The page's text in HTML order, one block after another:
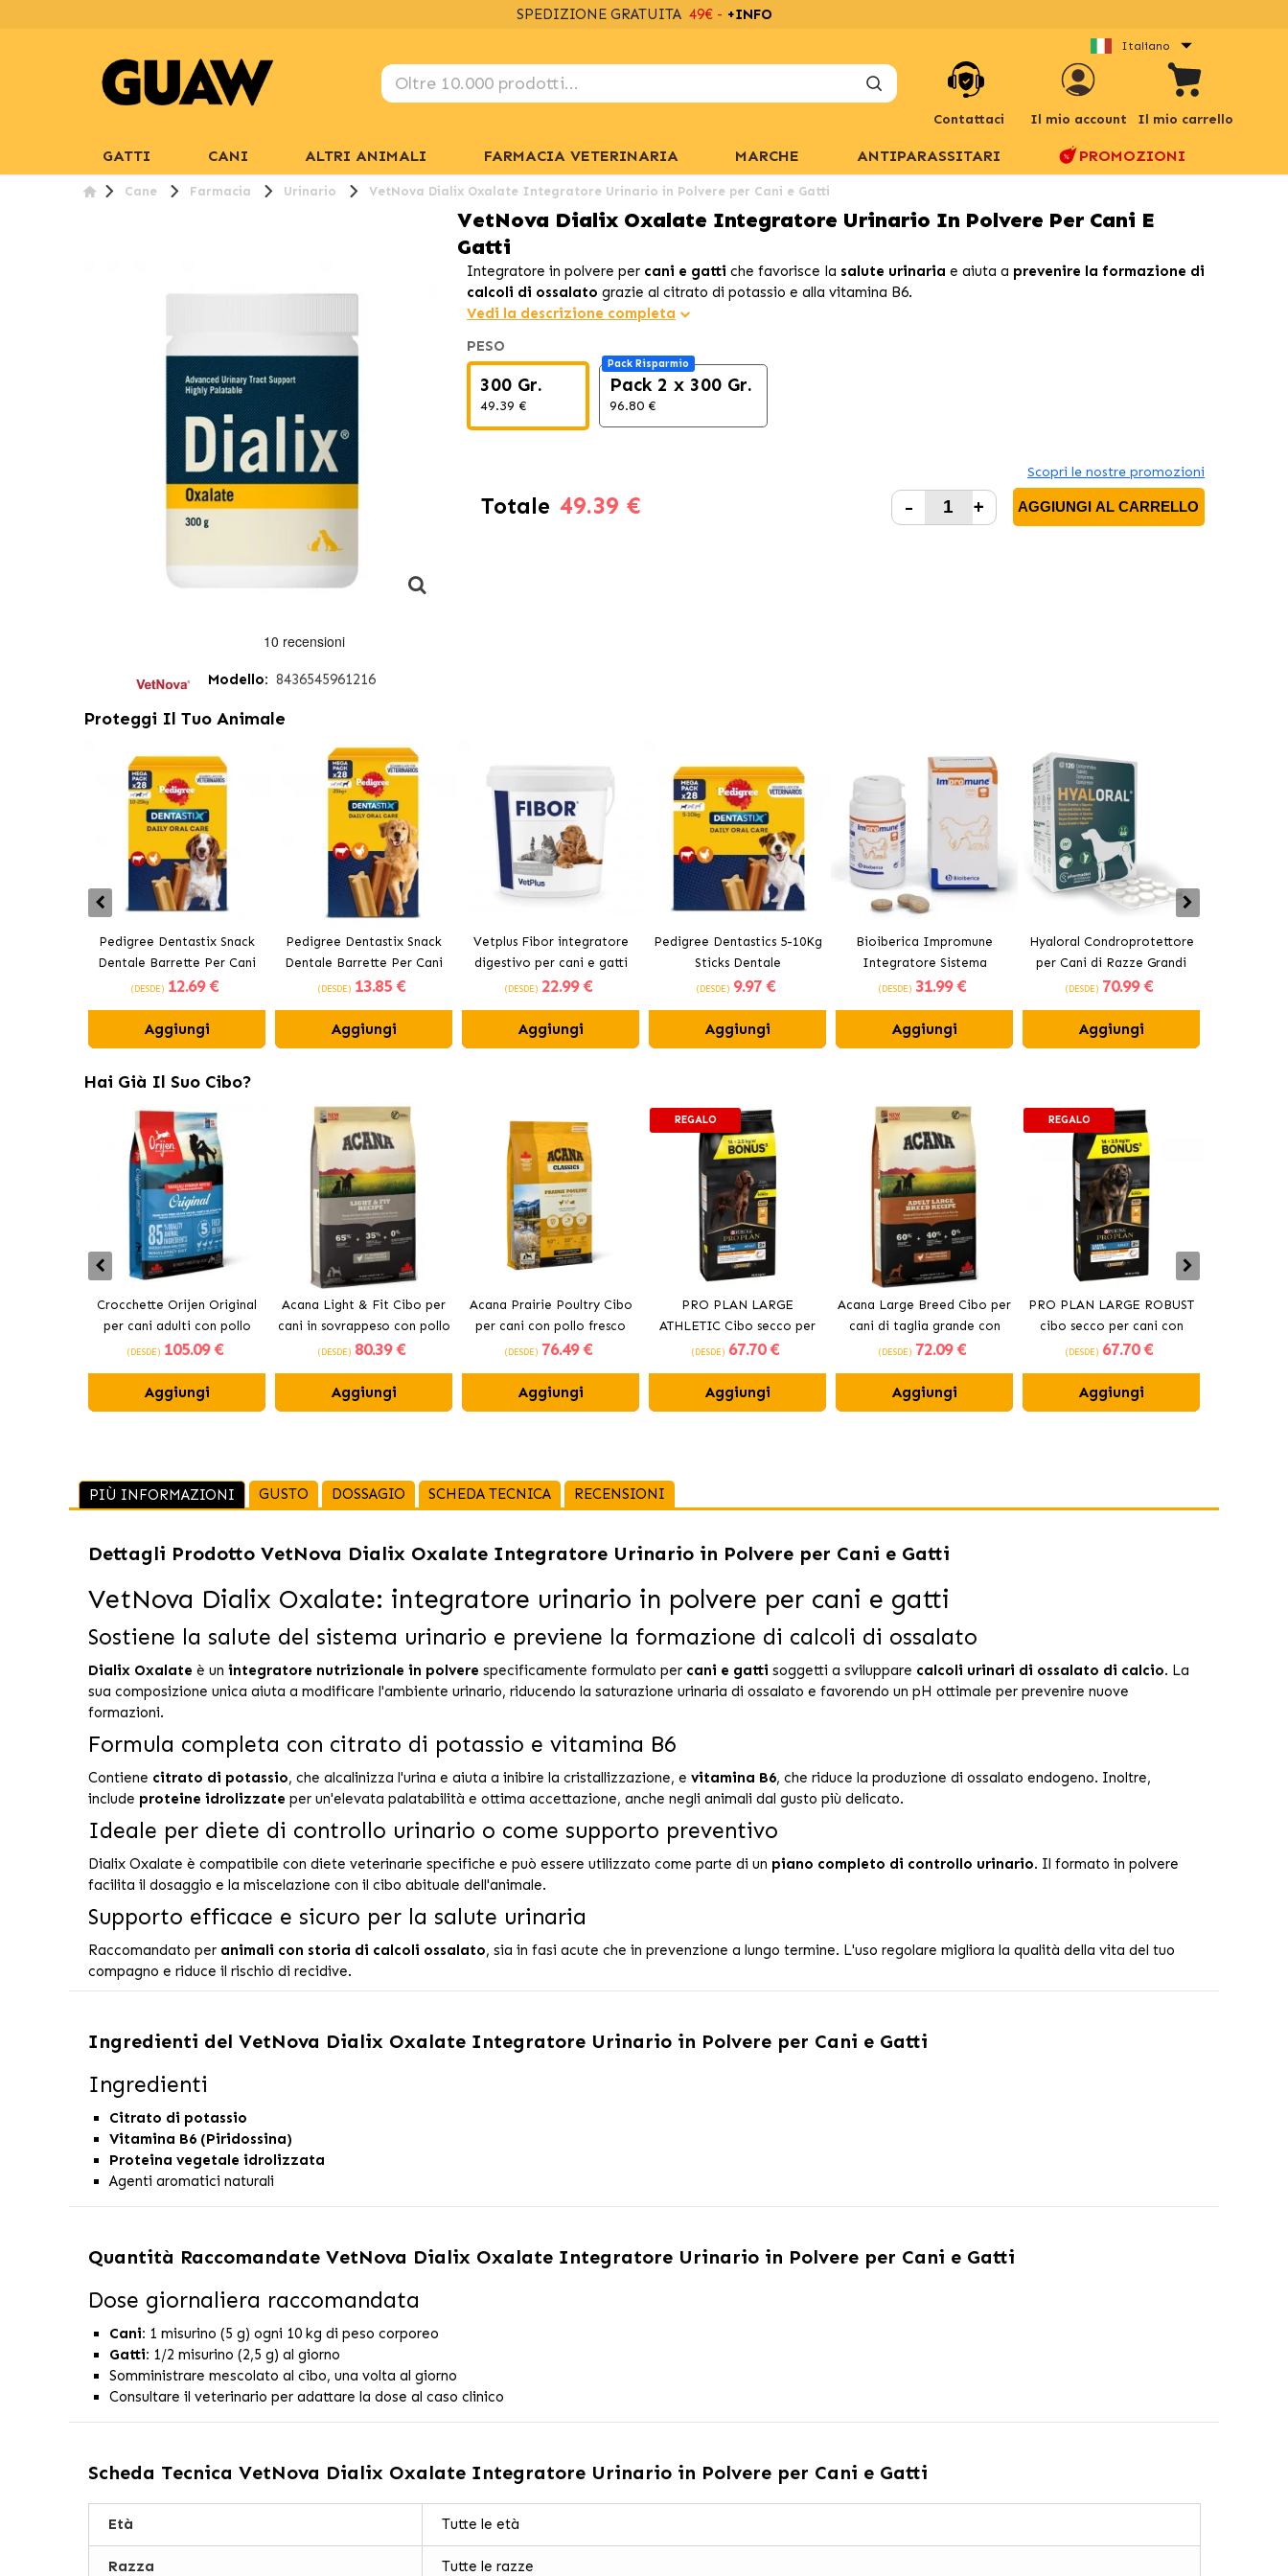
SPEDIZIONE GRATUITA 49€ - +INFO
Italiano
Contattaci Il mio account Il mio carrello
GATTI CANI ALTRI ANIMALI FARMACIA VETERINARIA MARCHE ANTIPARASSITARI PROMOZIONI
Cane Farmacia Urinario VetNova Dialix Oxalate Integratore Urinario in Polvere per Cani e Gatti
VetNova Dialix Oxalate Integratore Urinario In Polvere Per Cani E
Gatti
Modello: 8436545961216
Integratore in polvere per cani e gatti che favorisce la salute urinaria e aiuta a prevenire la formazione di
calcoli di ossalato grazie al citrato di potassio e alla vitamina B6.
Vedi la descrizione completa
PESO
300 Gr.
49.39 €
Pack Risparmio
Pack 2 x 300 Gr.
96.80 €
Scopri le nostre promozioni
Totale 49.39 € - + AGGIUNGI AL CARRELLO
Proteggi Il Tuo Animale
Pedigree Dentastix Snack
Dentale Barrette Per Cani
Medi 10-25 kg
(DESDE) 12.69 €
Aggiungi
Pedigree Dentastix Snack
Dentale Barrette Per Cani
Grandi +25 kg
(DESDE) 13.85 €
Aggiungi
Vetplus Fibor integratore
digestivo per cani e gatti
(DESDE) 22.99 €
Aggiungi
Pedigree Dentastics 5-10Kg
Sticks Dentale
(DESDE) 9.97 €
Aggiungi
Bioiberica Impromune
Integratore Sistema
Immunitario per Cani e Gatti
(DESDE) 31.99 €
Aggiungi
Hyaloral Condroprotettore
per Cani di Razze Grandi
Pharmadiet
(DESDE) 70.99 €
Aggiungi
Hai Già Il Suo Cibo?
Crocchette Orijen Original
per cani adulti con pollo
(DESDE) 105.09 €
Aggiungi
Acana Light & Fit Cibo per
cani in sovrappeso con pollo
fresco
(DESDE) 80.39 €
Aggiungi
Acana Prairie Poultry Cibo
per cani con pollo fresco
(DESDE) 76.49 €
Aggiungi
REGALO
PRO PLAN LARGE
ATHLETIC Cibo secco per
cani con pollo
(DESDE) 67.70 €
Aggiungi
Acana Large Breed Cibo per
cani di taglia grande con
pollo
(DESDE) 72.09 €
Aggiungi
REGALO
PRO PLAN LARGE ROBUST
cibo secco per cani con
pollo
(DESDE) 67.70 €
Aggiungi
PIÙ INFORMAZIONI GUSTO DOSSAGIO SCHEDA TECNICA RECENSIONI
Dettagli Prodotto VetNova Dialix Oxalate Integratore Urinario in Polvere per Cani e Gatti
VetNova Dialix Oxalate: integratore urinario in polvere per cani e gatti
Sostiene la salute del sistema urinario e previene la formazione di calcoli di ossalato
Dialix Oxalate è un integratore nutrizionale in polvere specificamente formulato per cani e gatti soggetti a sviluppare calcoli urinari di ossalato di calcio. La
sua composizione unica aiuta a modificare l'ambiente urinario, riducendo la saturazione urinaria di ossalato e favorendo un pH ottimale per prevenire nuove
formazioni.
Formula completa con citrato di potassio e vitamina B6
Contiene citrato di potassio, che alcalinizza l'urina e aiuta a inibire la cristallizzazione, e vitamina B6, che riduce la produzione di ossalato endogeno. Inoltre,
include proteine idrolizzate per un'elevata palatabilità e ottima accettazione, anche negli animali dal gusto più delicato.
Ideale per diete di controllo urinario o come supporto preventivo
Dialix Oxalate è compatibile con diete veterinarie specifiche e può essere utilizzato come parte di un piano completo di controllo urinario. Il formato in polvere
facilita il dosaggio e la miscelazione con il cibo abituale dell'animale.
Supporto efficace e sicuro per la salute urinaria
Raccomandato per animali con storia di calcoli ossalato, sia in fasi acute che in prevenzione a lungo termine. L'uso regolare migliora la qualità della vita del tuo
compagno e riduce il rischio di recidive.
Ingredienti del VetNova Dialix Oxalate Integratore Urinario in Polvere per Cani e Gatti
Ingredienti
Citrato di potassio
Vitamina B6 (Piridossina)
Proteina vegetale idrolizzata
Agenti aromatici naturali
Quantità Raccomandate VetNova Dialix Oxalate Integratore Urinario in Polvere per Cani e Gatti
Dose giornaliera raccomandata
Cani: 1 misurino (5 g) ogni 10 kg di peso corporeo
Gatti: 1/2 misurino (2,5 g) al giorno
Somministrare mescolato al cibo, una volta al giorno
Consultare il veterinario per adattare la dose al caso clinico
Scheda Tecnica VetNova Dialix Oxalate Integratore Urinario in Polvere per Cani e Gatti
Età Tutte le età
Razza Tutte le razze